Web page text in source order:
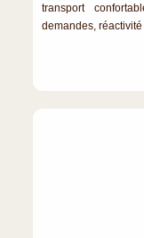
transport
demandes,